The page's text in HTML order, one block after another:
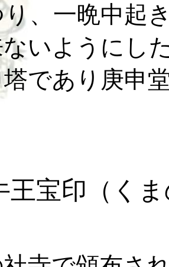
り、一晩中起
ないようにし
であり庚申
王宝印（く